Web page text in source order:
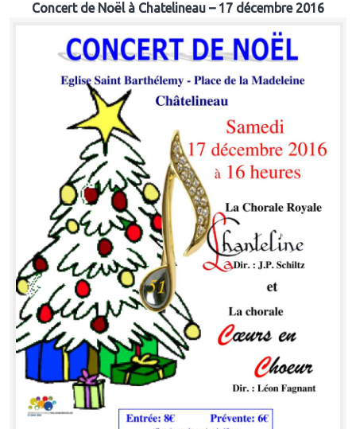
Concert de Noël à Chatelineau – 17 décembre 2016